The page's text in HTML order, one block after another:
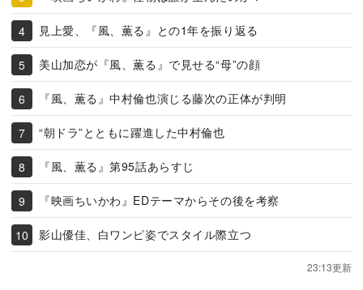
見上愛、『風、薫る』との1年を振り返る
美山加恋が『風、薫る』で見せる“母”の顔
『風、薫る』中村倫也演じる藤次の正体が判明
“朝ドラ”とともに躍進した中村倫也
『風、薫る』第95話あらすじ
『映画ちいかわ』EDテーマからその後を考察
影山優佳、白ワンピ姿でスタイル際立つ
23:13更新